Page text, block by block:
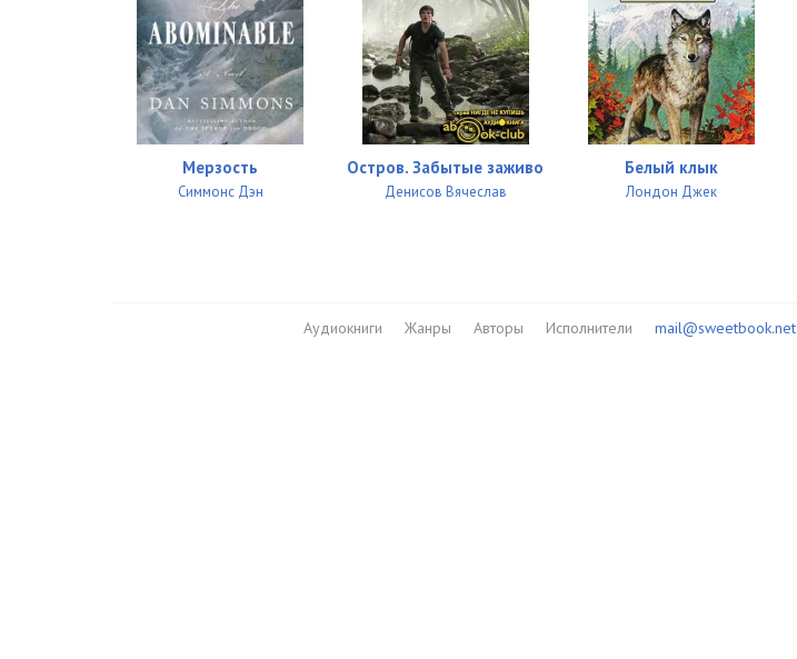
24
25
26
Мерзость
Симмонс Дэн
Остров. Забытые заживо
Денисов Вячеслав
Белый клык
Лондон Джек
Аудиокниги Жанры Авторы Исполнители mail@sweetbook.net